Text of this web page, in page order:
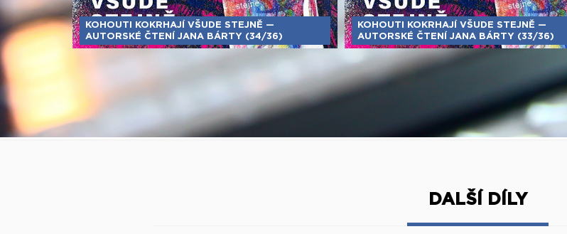
KOHOUTI KOKRHAJÍ VŠUDE STEJNĚ —
AUTORSKÉ ČTENÍ JANA BÁRTY (34/36)
KOHOUTI KOKRHAJÍ VŠUDE STEJNĚ —
AUTORSKÉ ČTENÍ JANA BÁRTY (33/36)
DALŠÍ DÍLY